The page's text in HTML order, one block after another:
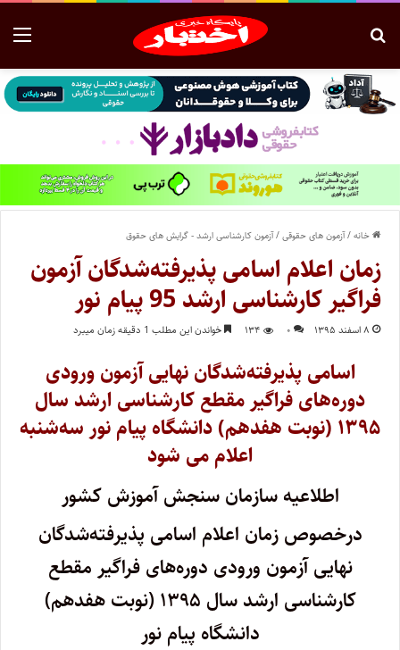
خانه/آزمون های حقوقی/آزمون کارشناسی ارشد - گرایش های حقوق
زمان اعلام اسامی پذیرفته‌شدگان آزمون
فراگیر کارشناسی ارشد 95 پیام نور
۸ اسفند ۱۳۹۵ ۰ ۱۳۴ خواندن این مطلب 1 دقیقه زمان میبرد
اسامی پذیرفته‌شدگان نهایی آزمون ورودی
دوره‌های فراگیر مقطع کارشناسی ارشد سال
۱۳۹۵ (نوبت هفدهم) دانشگاه پیام نور سه‌شنبه
اعلام می شود
اطلاعیه سازمان سنجش آموزش کشور
درخصوص زمان اعلام اسامی پذیرفته‌شدگان
نهایی آزمون ورودی دوره‌های فراگیر مقطع
کارشناسی ارشد سال ۱۳۹۵ (نوبت هفدهم)
دانشگاه پیام نور